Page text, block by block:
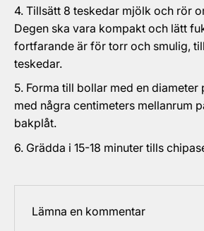
Tillsätt 8 teskedar mjölk och rör
Degen ska vara kompakt och lätt
fortfarande är för torr och smulig,
teskedar.
Forma till bollar med en diameter
med några centimeters mellanrum
bakplåt.
Grädda i 15-18 minuter tills
Lämna en kommentar